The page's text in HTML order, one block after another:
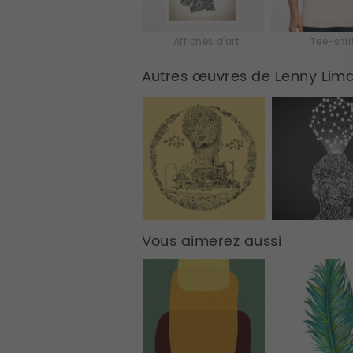
Affiches d'art Tee-
Autres œuvres de Lenny
Vous aimerez aussi